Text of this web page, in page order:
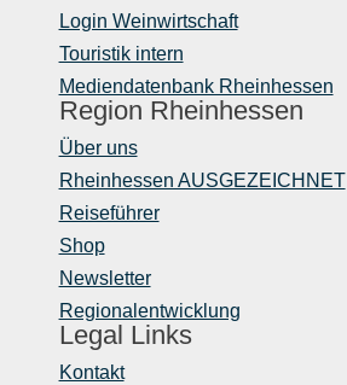
Login Weinwirtschaft
Touristik intern
Mediendatenbank Rheinhessen
Region Rheinhessen
Über uns
Rheinhessen AUSGEZEICHNET
Reiseführer
Shop
Newsletter
Regionalentwicklung
Legal Links
Kontakt